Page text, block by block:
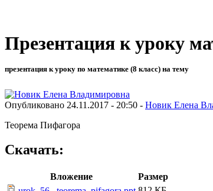
Презентация к уроку
презентация к уроку по математике (8 класс) на тему
Опубликовано 24.11.2017 - 20:50 - Новик Елена
Теорема Пифагора
Скачать:
Вложение
Размер